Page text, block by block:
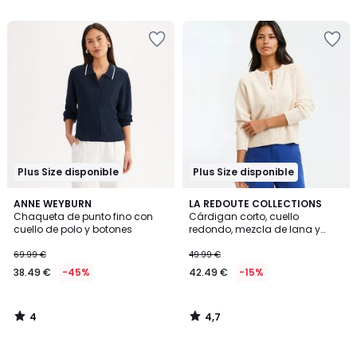
Plus Size disponible
ANNE WEYBURN
Chaqueta de punto fino con
cuello de polo y botones
69.99 €
38.49 € -45%
4
/
5
4
/
Plus Size disponible
LA REDOUTE COLLECTIONS
Cárdigan corto, cuello
redondo, mezcla de lana y
49.99 €
42.49 € -15%
4,7
/ 5
4,7
/